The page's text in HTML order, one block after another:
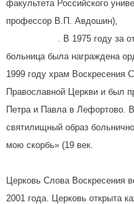
факультета Российского
профессор
. В 1975 году за
больница была награждена
1999 году храм Воскресения
Православной Церкви и был
Петра и Павла в Лефортово.
святилищный образ
мою скорбь» (19 век.
Церковь Слова Воскресения
2001 года. Церковь открыта